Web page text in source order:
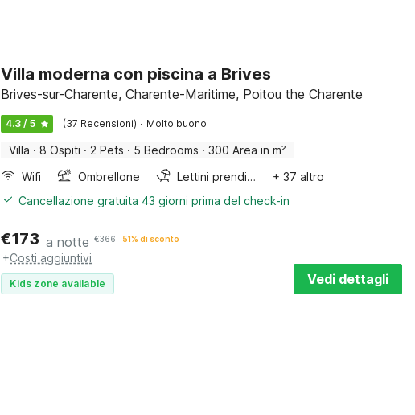
Villa moderna con piscina a Brives
Brives-sur-Charente, Charente-Maritime, Poitou the Charente
4.3 / 5 (37 Recensioni) · Molto buono
Villa · 8 Ospiti · 2 Pets · 5 Bedrooms · 300 Area in m²
Wifi
Ombrellone Lettini prendisole
+ 37 altro
Cancellazione gratuita 43 giorni prima del check-in
€173 a notte €366 51% di sconto
+Costi aggiuntivi
Kids zone available Vedi dettagli